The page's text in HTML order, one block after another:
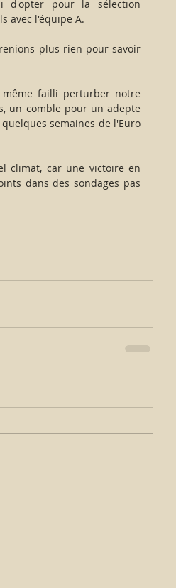
d'opter pour la sélection
avec l'équipe A.
plus rien pour savoir
même failli perturber notre
un comble pour un adepte
semaines de l'Euro
climat, car une victoire en
dans des sondages pas